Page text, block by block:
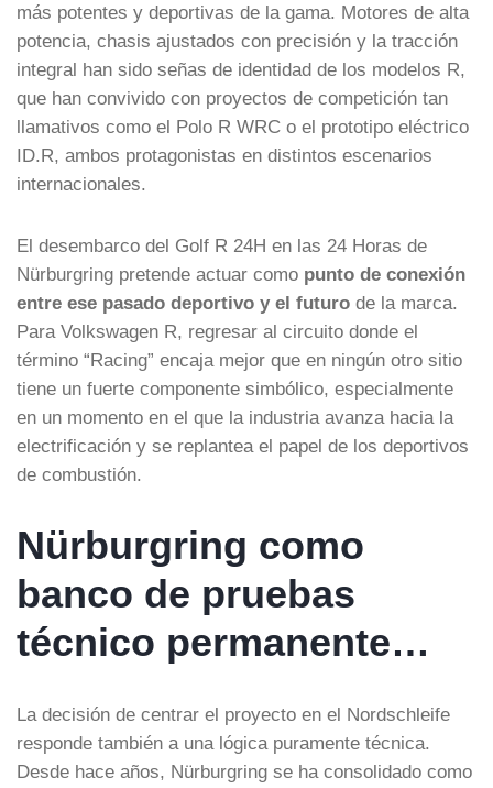
más potentes y deportivas de la gama. Motores de alta
potencia, chasis ajustados con precisión y la tracción
integral han sido señas de identidad de los modelos R,
que han convivido con proyectos de competición tan
llamativos como el Polo R WRC o el prototipo eléctrico
ID.R, ambos protagonistas en distintos escenarios
internacionales.
El desembarco del Golf R 24H en las 24 Horas de
Nürburgring pretende actuar como punto de conexión
entre ese pasado deportivo y el futuro de la marca.
Para Volkswagen R, regresar al circuito donde el
término “Racing” encaja mejor que en ningún otro sitio
tiene un fuerte componente simbólico, especialmente
en un momento en el que la industria avanza hacia la
electrificación y se replantea el papel de los deportivos
de combustión.
Nürburgring como
banco de pruebas
técnico permanente…
La decisión de centrar el proyecto en el Nordschleife
responde también a una lógica puramente técnica.
Desde hace años, Nürburgring se ha consolidado como